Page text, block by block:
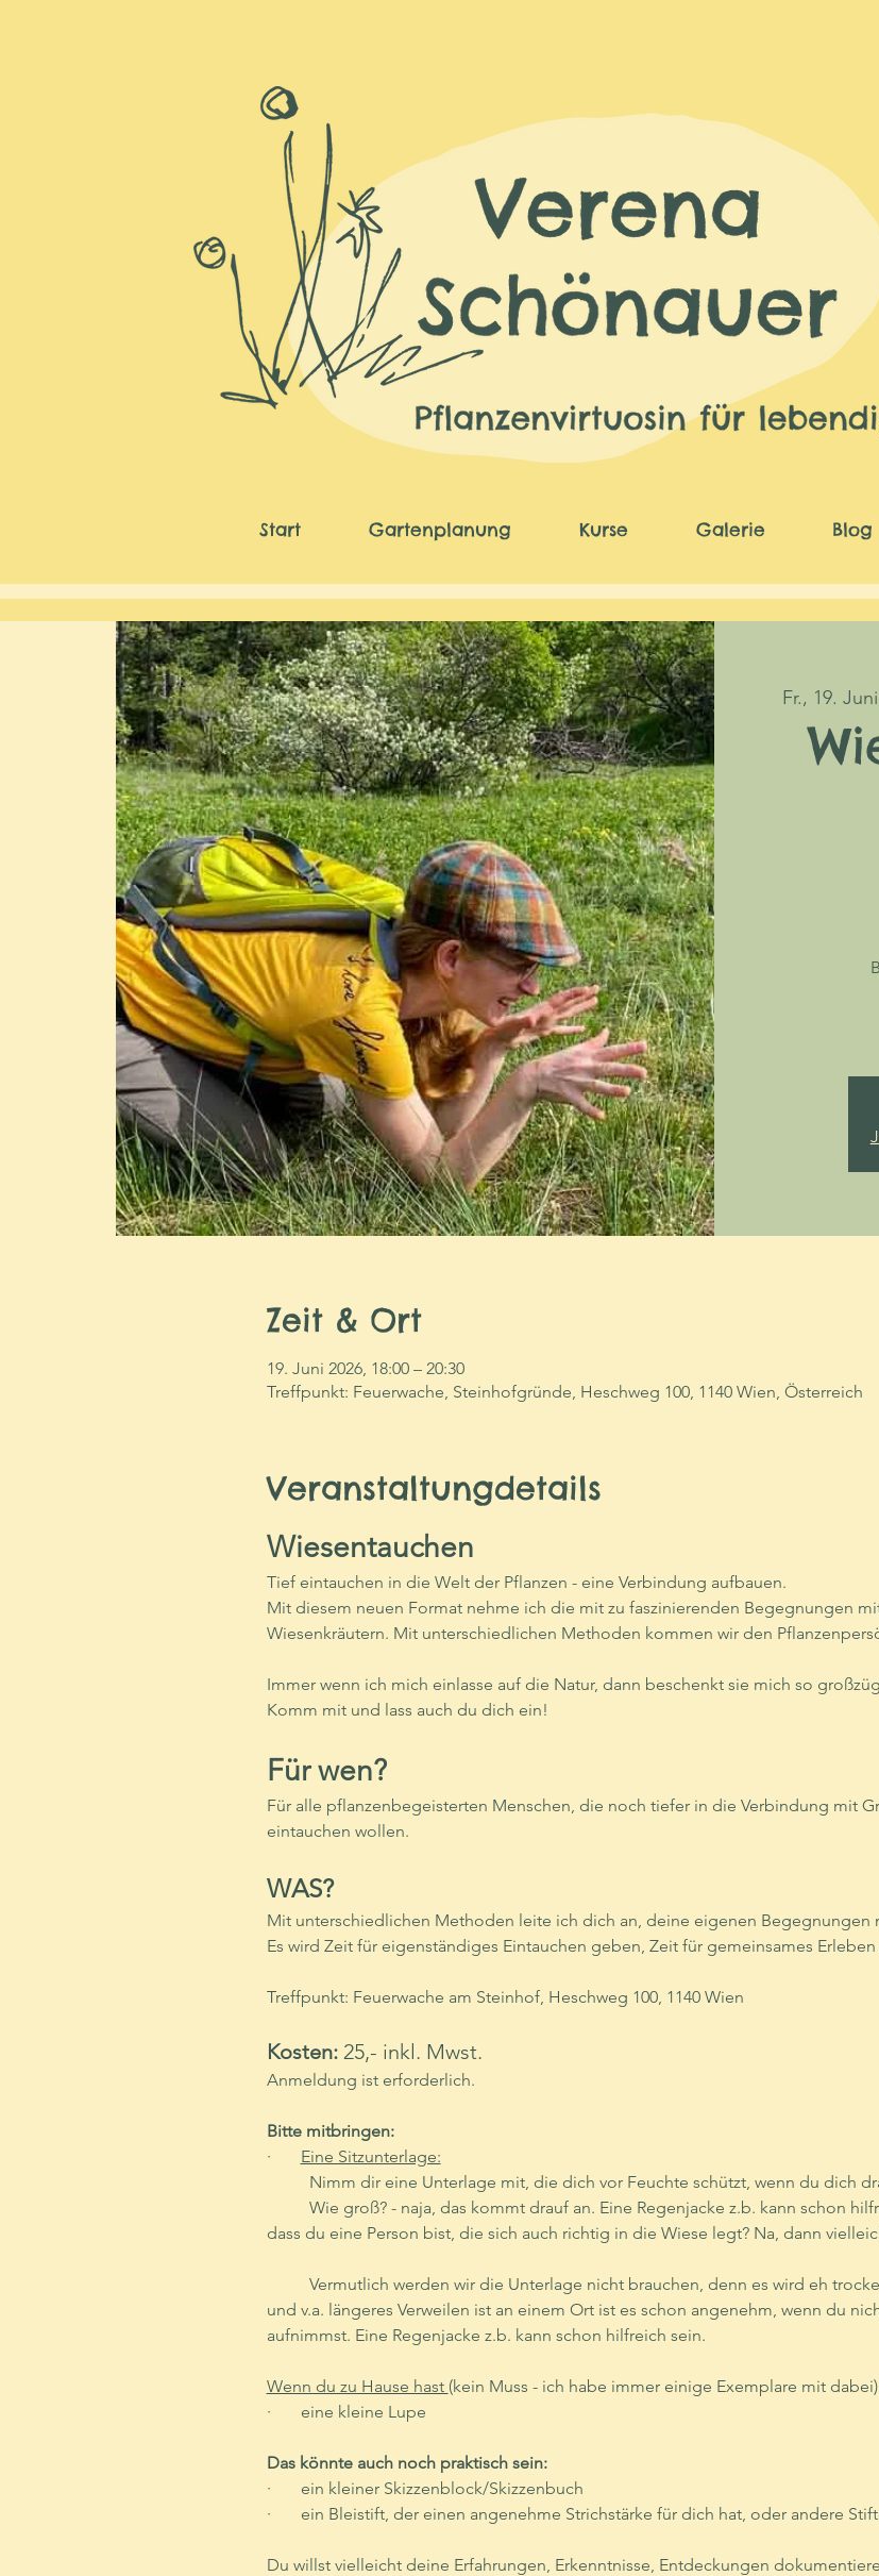
Start Gartenplanung Kurse Galerie Blog
Fr., 19. Juni
Zeit & Ort
19. Juni 2026, 18:00 – 20:30
Treffpunkt: Feuerwache, Steinhofgründe, Heschweg 100, 1140 Wien, Österreich
Veranstaltungdetails
Wiesentauchen
Tief eintauchen in die Welt der Pflanzen - eine Verbindung aufbauen.
Mit diesem neuen Format nehme ich die mit zu faszinierenden Begegnungen
Wiesenkräutern. Mit unterschiedlichen Methoden kommen wir den
Immer wenn ich mich einlasse auf die Natur, dann beschenkt sie mich so
Komm mit und lass auch du dich ein!
Für wen?
Für alle pflanzenbegeisterten Menschen, die noch tiefer in die Verbindung mit
eintauchen wollen.
WAS?
Mit unterschiedlichen Methoden leite ich dich an, deine eigenen Begegnungen
Es wird Zeit für eigenständiges Eintauchen geben, Zeit für gemeinsames
Treffpunkt: Feuerwache am Steinhof, Heschweg 100, 1140 Wien
Kosten: 25,- inkl. Mwst.
Anmeldung ist erforderlich.
Bitte mitbringen:
· Eine Sitzunterlage:
Nimm dir eine Unterlage mit, die dich vor Feuchte schützt, wenn du dich
und v.a. längeres Verweilen ist an einem Ort ist es schon angenehm, wenn du nicht die 		Feuchte des
aufnimmst. Eine Regenjacke z.b. kann schon hilfreich sein.
Wenn du zu Hause hast (kein Muss - ich habe immer einige Exemplare mit
·       eine kleine Lupe
Das könnte auch noch praktisch sein:
·       ein kleiner Skizzenblock/Skizzenbuch
·       ein Bleistift, der einen angenehme Strichstärke für dich hat, oder andere
Du willst vielleicht deine Erfahrungen, Erkenntnisse, Entdeckungen